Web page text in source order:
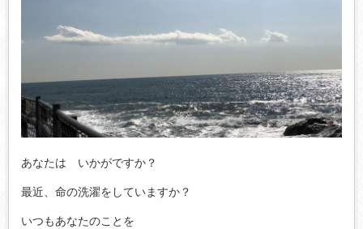
あなたは いかがですか？
最近、命の洗濯をしていますか？
いつもあなたのことを